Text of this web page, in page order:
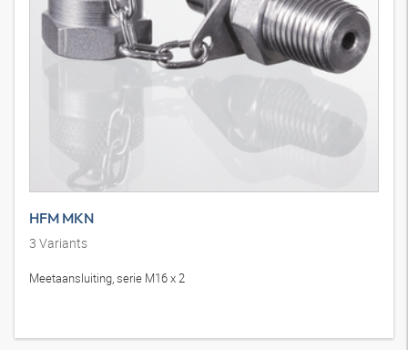
HFM MKN
3 Variants
Meetaansluiting, serie M16 x 2